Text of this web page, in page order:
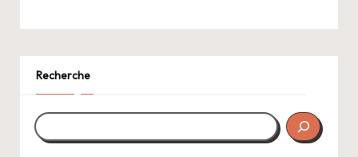
Recherche